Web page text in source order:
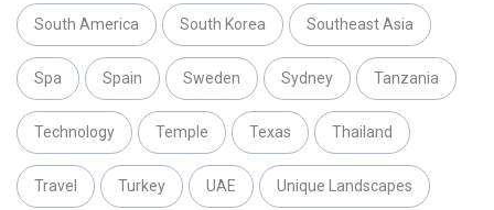
South America South Korea Southeast Asia
Spa Spain Sweden Sydney Tanzania
Technology Temple Texas Thailand
Travel Turkey UAE Unique Landscapes